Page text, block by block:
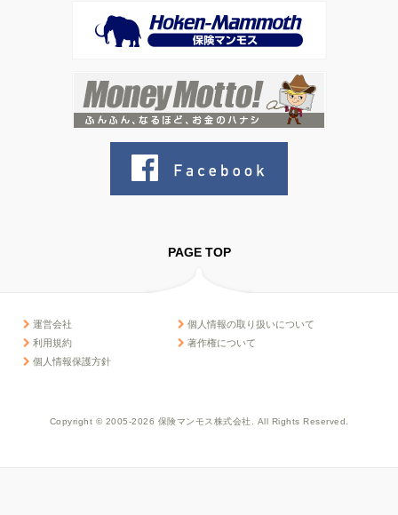
PAGE TOP
運営会社
利用規約
個人情報保護方針
個人情報の取り扱いについて
著作権について
Copyright © 2005-2026 保険マンモス株式会社. All Rights Reserved.